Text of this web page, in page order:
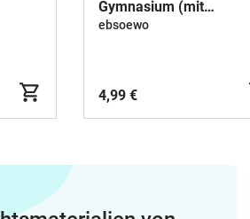
Gymnasium (mit
Übungsblatt)
ebsoewo
4,99 €